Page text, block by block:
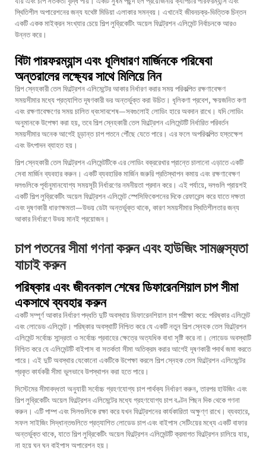
স্থিতিশীল অপারেশনের জন্য যথেষ্ট মিডিয়া এলাকার সমন্বয়। এখানেই জীবনচক্র-ভিত্তিক চিন্তন
একটি একক মাইক্রন সংখ্যার চেয়ে শিল্প লুব্রিকেটিং অয়েল ফিল্ট্রেশন এলিমেন্ট নির্বাচনকে আরও
উন্নত করে।
বিটা পারফরম্যান্স এবং ধূলিধারণ মার্জিনকে পরিষেবা
অন্তরালের লক্ষ্যের সাথে মিলিয়ে নিন
শিল্প স্নেহকারী তেল ফিল্ট্রেশন এলিমেন্টের আকার নির্ধারণ করার সময় পরিকল্পিত রক্ষণাবেক্ষণ
সময়সীমার মধ্যে প্রত্যাশিত দূষণকারী ভর অন্তর্ভুক্ত করা উচিত। ধূলিকণা প্রবেশ, ক্ষয়জনিত কণা
এবং রক্ষণাবেক্ষণের সময় চালিত ধ্বংসাবশেষ—সবগুলোই লোডিং হারে অবদান রাখে। যদি লোডিং
অনুমানকে উপেক্ষা করা হয়, তবে শিল্প স্নেহকারী তেল ফিল্ট্রেশন এলিমেন্টটি নির্ধারিত পরিবর্তন
সময়সীমার অনেক আগেই চূড়ান্ত চাপ পতনে পৌঁছে যেতে পারে। এর ফলে অপরিকল্পিত হস্তক্ষেপ
এবং উৎপাদন ব্যাহত হয়।
শিল্প স্নেহকারী তেল ফিল্ট্রেশন এলিমেন্টটিকে এর লোডিং বক্ররেখার প্রান্তে চালানো এড়াতে একটি
সেবা মার্জিন ব্যবহার করুন। একটি ব্যবহারিক মার্জিন জরুরি প্রতিস্থাপন কমায় এবং রক্ষণাবেক্ষণ
দলগুলিকে পূর্বানুমানযোগ্য সময়সূচী নির্ধারণের নমনীয়তা প্রদান করে। এই পর্যায়ে, দলগুলি প্রায়শই
একটিশিল্প লুব্রিকেটিং অয়েল ফিল্ট্রেশন এলিমেন্টস্পেসিফিকেশনের দিকে রেফারেন্স করে যাতে দক্ষতা
এবং দূষণকারী ধারণক্ষমতা—উভয় ডেটা অন্তর্ভুক্ত থাকে, কারণ সময়সীমার স্থিতিশীলতার জন্য
আকার নির্ধারণে উভয় মানই প্রয়োজন।
চাপ পতনের সীমা গণনা করুন এবং হাউজিং সামঞ্জস্যতা
যাচাই করুন
পরিষ্কার এবং জীবনকাল শেষের ডিফারেনশিয়াল চাপ সীমা
একসাথে ব্যবহার করুন
একটি সম্পূর্ণ আকার নির্ধারণ পদ্ধতি দুটি অবস্থায় ডিফারেনশিয়াল চাপ পরীক্ষা করে: পরিষ্কার এলিমেন্ট
এবং লোডেড এলিমেন্ট। পরিষ্কার অবস্থাটি নিশ্চিত করে যে একটি নতুন শিল্প স্নেহক তেল ফিল্ট্রেশন
এলিমেন্ট সর্বোচ্চ সান্দ্রতা ও সর্বোচ্চ প্রবাহের ক্ষেত্রে অত্যধিক বাধা সৃষ্টি করে না। লোডেড অবস্থাটি
নিশ্চিত করে যে এলিমেন্টটি বাইপাস বা সতর্কতা সীমা অতিক্রম করার আগেই দূষণকারী পদার্থ জমা করতে
পারে। এই দুটি অবস্থার যেকোনো একটিকে উপেক্ষা করলে শিল্প স্নেহক তেল ফিল্ট্রেশন এলিমেন্টের
প্রকৃত কার্যকরী সীমা ভুলভাবে উপস্থাপন করা হতে পারে।
সিস্টেমের সীমাবদ্ধতা অনুযায়ী সর্বোচ্চ গ্রহণযোগ্য চাপ পার্থক্য নির্ধারণ করুন, তারপর হাউজিং এবং
শিল্প লুব্রিকেটিং অয়েল ফিল্ট্রেশন এলিমেন্টের মধ্যে গ্রহণযোগ্য চাপ বণ্টন পিছন দিক থেকে গণনা
করুন। এটি পাম্প এবং সিলগুলিকে রক্ষা করে যখন ফিল্ট্রেশনের কার্যকারিতা অক্ষুণ্ণ রাখে। ব্যবহারে,
সফল সাইজিং সিদ্ধান্তগুলিতে প্রত্যাশিত লোডেড চাপ এবং বাইপাস সেটিংয়ের মধ্যে একটি বাফার
অন্তর্ভুক্ত থাকে, যাতে শিল্প লুব্রিকেটিং অয়েল ফিল্ট্রেশন এলিমেন্টটি ক্রমাগত ফিল্ট্রেশন চালিয়ে যায়,
না হয়ে ঘন ঘন বাইপাস অপারেশন হয়।